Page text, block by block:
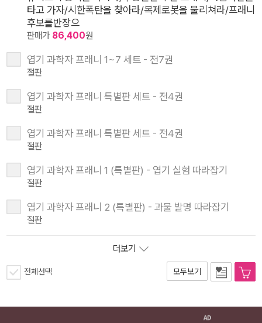
타고 가자/시한폭탄을 찾아라/복제로봇을 물리쳐라/프래니
후보를반장으
판매가 86,400원
엽기 과학자 프래니 1~7 세트 - 전7권
절판
엽기 과학자 프래니 특별판 세트 - 전4권
절판
엽기 과학자 프래니 특별판 세트 - 전4권
절판
엽기 과학자 프래니 1 (특별판) - 엽기 실험 따라잡기
절판
엽기 과학자 프래니 2 (특별판) - 과물 발명 따라잡기
절판
더보기
전체선택 모두보기